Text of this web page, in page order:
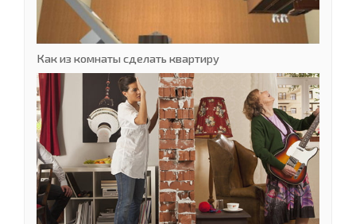
Как из комнаты сделать квартиру